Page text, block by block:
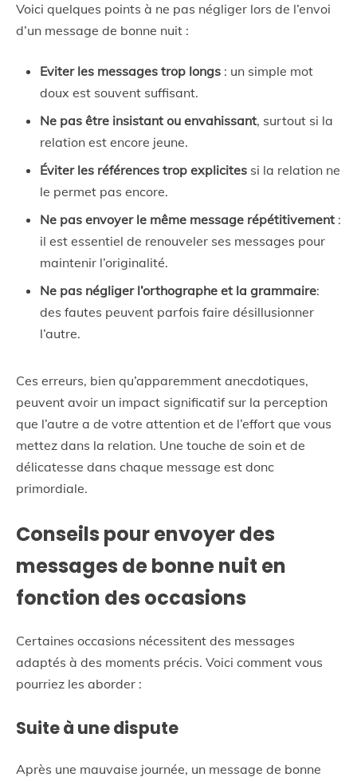
Voici quelques points à ne pas négliger lors de l’envoi
d’un message de bonne nuit :
Eviter les messages trop longs : un simple mot
doux est souvent suffisant.
Ne pas être insistant ou envahissant, surtout si la
relation est encore jeune.
Éviter les références trop explicites si la relation ne
le permet pas encore.
Ne pas envoyer le même message répétitivement :
il est essentiel de renouveler ses messages pour
maintenir l’originalité.
Ne pas négliger l’orthographe et la grammaire:
des fautes peuvent parfois faire désillusionner
l’autre.
Ces erreurs, bien qu’apparemment anecdotiques,
peuvent avoir un impact significatif sur la perception
que l’autre a de votre attention et de l’effort que vous
mettez dans la relation. Une touche de soin et de
délicatesse dans chaque message est donc
primordiale.
Conseils pour envoyer des
messages de bonne nuit en
fonction des occasions
Certaines occasions nécessitent des messages
adaptés à des moments précis. Voici comment vous
pourriez les aborder :
Suite à une dispute
Après une mauvaise journée, un message de bonne